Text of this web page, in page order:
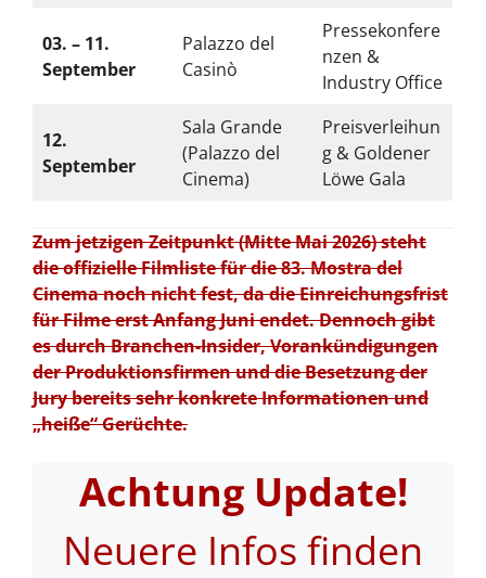
03. – 11.
September
Palazzo del
Casinò
Pressekonfere
nzen &
Industry Office
12.
September
Sala Grande
(Palazzo del
Cinema)
Preisverleihun
g & Goldener
Löwe Gala
Zum jetzigen Zeitpunkt (Mitte Mai 2026) steht
die offizielle Filmliste für die 83. Mostra del
Cinema noch nicht fest, da die Einreichungsfrist
für Filme erst Anfang Juni endet. Dennoch gibt
es durch Branchen-Insider, Vorankündigungen
der Produktionsfirmen und die Besetzung der
Jury bereits sehr konkrete Informationen und
„heiße“ Gerüchte.
Achtung Update!
Neuere Infos finden